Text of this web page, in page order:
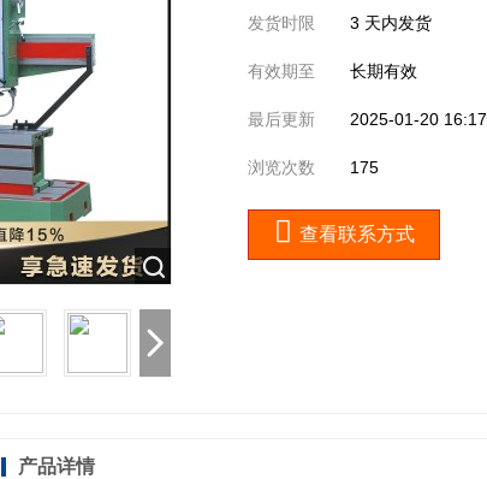
发货时限 3 天内发货
有效期至 长期有效
最后更新 2025-01-20 16:17
浏览次数 175
查看联系方式
产品详情